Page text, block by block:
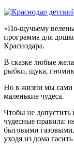
«По-щучьему
программа для
Краснодара.
В сказке любые
рыбки, щука,
Но в жизни мы сами
маленькие чудеса.
Чтобы не допустить
чудесные правила:
бытовыми
уходя из дома гасить